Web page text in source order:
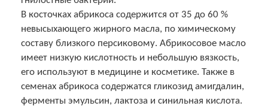
В косточках абрикоса содержится от 35 до 60 %
невысыхающего жирного масла, по химическому
составу близкого персиковому. Абрикосовое масло
имеет низкую кислотность и небольшую вязкость,
его используют в медицине и косметике. Также в
семенах абрикоса содержатся гликозид амигдалин,
ферменты эмульсин, лактоза и синильная кислота.